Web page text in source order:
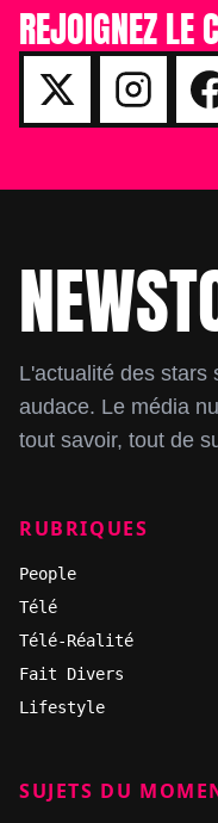
REJOIGNEZ LE
Footer
L'actualité des stars
audace. Le média
tout savoir, tout de
RUBRIQUES
People
Télé
Télé-Réalité
Fait Divers
Lifestyle
SUJETS DU